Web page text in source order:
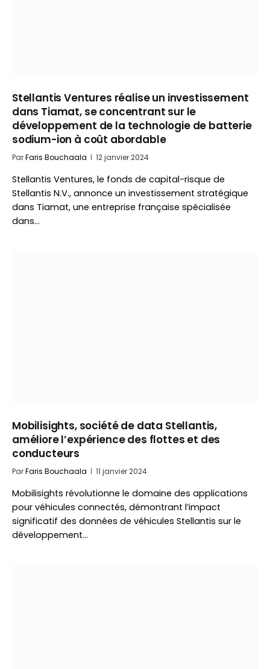
Stellantis Ventures réalise un investissement
dans Tiamat, se concentrant sur le
développement de la technologie de batterie
sodium-ion à coût abordable
ParFaris Bouchaala 12 janvier 2024
Stellantis Ventures, le fonds de capital-risque de
Stellantis N.V., annonce un investissement stratégique
dans Tiamat, une entreprise française spécialisée
dans…
Mobilisights, société de data Stellantis,
améliore l’expérience des flottes et des
conducteurs
ParFaris Bouchaala 11 janvier 2024
Mobilisights révolutionne le domaine des applications
pour véhicules connectés, démontrant l’impact
significatif des données de véhicules Stellantis sur le
développement…